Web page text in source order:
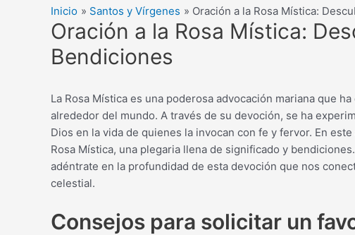
Inicio Santos y Vírgenes Oración a la Rosa Mística:
Oración a la Rosa Mística:
Bendiciones
La Rosa Mística es una poderosa advocación mariana que
alrededor del mundo. A través de su devoción, se ha
Dios en la vida de quienes la invocan con fe y fervor. En
Rosa Mística, una plegaria llena de significado y
adéntrate en la profundidad de esta devoción que nos
celestial.
Consejos para solicitar un